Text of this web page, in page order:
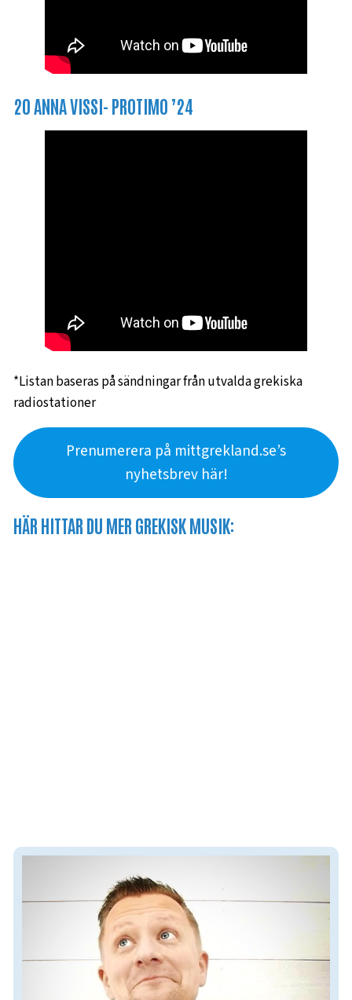
20 ANNA VISSI- PROTIMO ’24
*Listan baseras på sändningar från utvalda grekiska
radiostationer
Prenumerera på mittgrekland.se’s
nyhetsbrev här!
HÄR HITTAR DU MER GREKISK MUSIK: